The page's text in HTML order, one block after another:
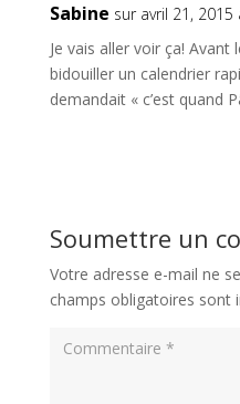
Sabine sur avril 21, 2015
Je vais aller voir ça! Avant
bidouiller un calendrier
demandait « c’est quand
Soumettre un
Votre adresse e-mail ne
champs obligatoires sont